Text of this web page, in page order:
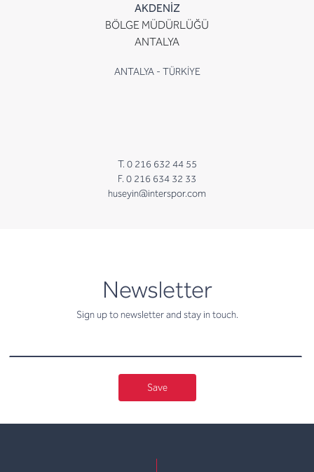
AKDENİZ
BÖLGE MÜDÜRLÜĞÜ
ANTALYA
ANTALYA - TÜRKİYE
T. 0 216 632 44 55
F. 0 216 634 32 33
huseyin@interspor.com
Newsletter
Sign up to newsletter and stay in touch.
newsletter
Save